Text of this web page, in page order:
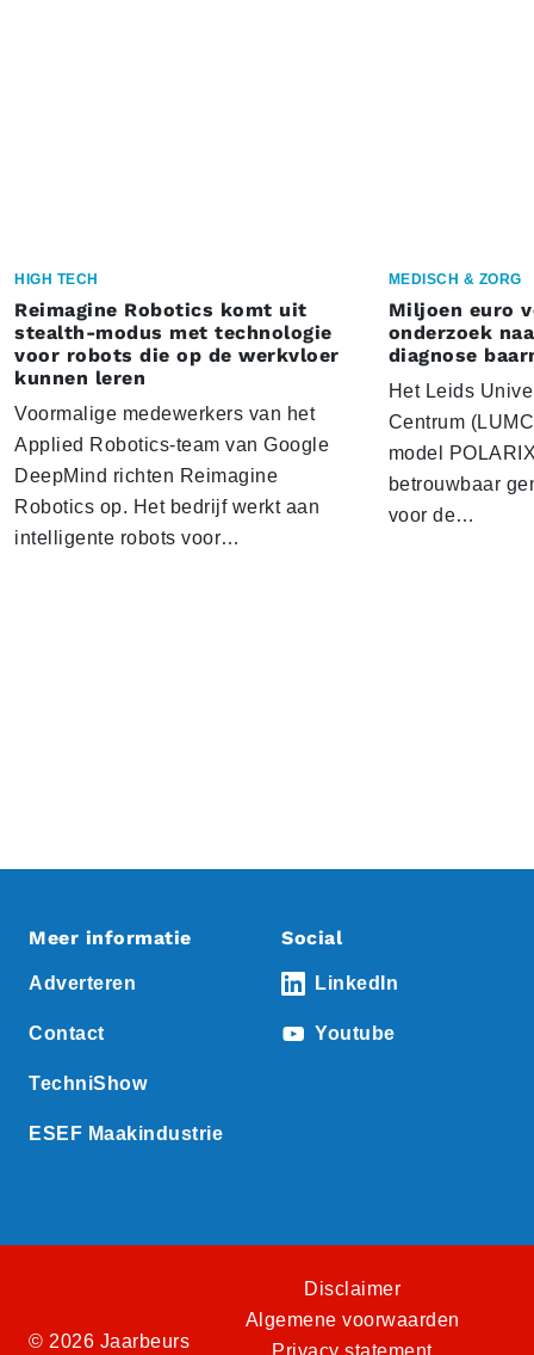
HIGH TECH
Reimagine Robotics komt uit
stealth-modus met technologie
voor robots die op de werkvloer
kunnen leren
Voormalige medewerkers van het
Applied Robotics-team van Google
DeepMind richten Reimagine
Robotics op. Het bedrijf werkt aan
intelligente robots voor…
MEDISCH & ZORG
Miljoen euro
onderzoek
diagnose
Het Leids
Centrum
model
betrouwbaar
voor de…
Meer informatie
Adverteren
Contact
TechniShow
ESEF Maakindustrie
Social
LinkedIn
Youtube
© 2026 Jaarbeurs
Disclaimer
Algemene voorwaarden
Privacy statement